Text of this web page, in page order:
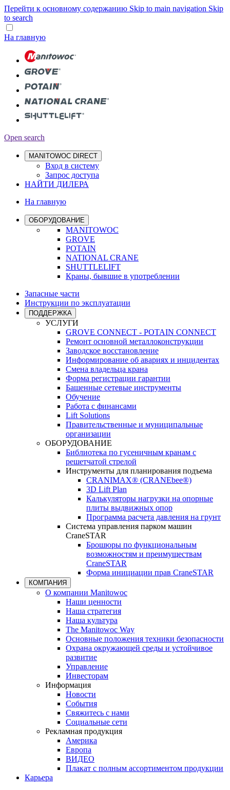
Перейти к основному содержанию Skip to main navigation Skip
to search
На главную
Open search
MANITOWOC DIRECT
Вход в систему
Запрос доступа
НАЙТИ ДИЛЕРА
На главную
ОБОРУДОВАНИЕ
MANITOWOC
GROVE
POTAIN
NATIONAL CRANE
SHUTTLELIFT
Краны, бывшие в употреблении
Запасные части
Инструкции по эксплуатации
ПОДДЕРЖКА
УСЛУГИ
GROVE CONNECT - POTAIN CONNECT
Ремонт основной металлоконструкции
Заводское восстановление
Информирование об авариях и инцидентах
Смена владельца крана
Форма регистрации гарантии
Башенные сетевые инструменты
Обучение
Работа с финансами
Lift Solutions
Правительственные и муниципальные
организации
ОБОРУДОВАНИЕ
Библиотека по гусеничным кранам с
решетчатой стрелой
Инструменты для планирования подъема
CRANIMAX® (CRANEbee®)
3D Lift Plan
Калькуляторы нагрузки на опорные
плиты выдвижных опор
Программа расчета давления на грунт
Система управления парком машин
CraneSTAR
Брошюры по функциональным
возможностям и преимуществам
CraneSTAR
Форма инициации прав CraneSTAR
КОМПАНИЯ
О компании Manitowoc
Наши ценности
Наша стратегия
Наша культура
The Manitowoc Way
Основные положения техники безопасности
Охрана окружающей среды и устойчивое
развитие
Управление
Инвесторам
Информация
Новости
События
Свяжитесь с нами
Социальные сети
Рекламная продукция
Америка
Европа
ВИДЕО
Плакат с полным ассортиментом продукции
Карьера